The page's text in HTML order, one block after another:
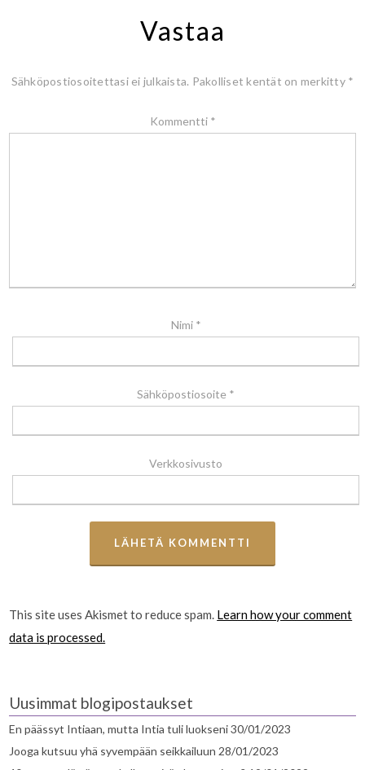
Vastaa
Sähköpostiosoitettasi ei julkaista. Pakolliset kentät on merkitty *
Kommentti *
Nimi *
Sähköpostiosoite *
Verkkosivusto
This site uses Akismet to reduce spam. Learn how your comment
data is processed.
Uusimmat blogipostaukset
En päässyt Intiaan, mutta Intia tuli luokseni30/01/2023
Jooga kutsuu yhä syvempään seikkailuun 28/01/2023